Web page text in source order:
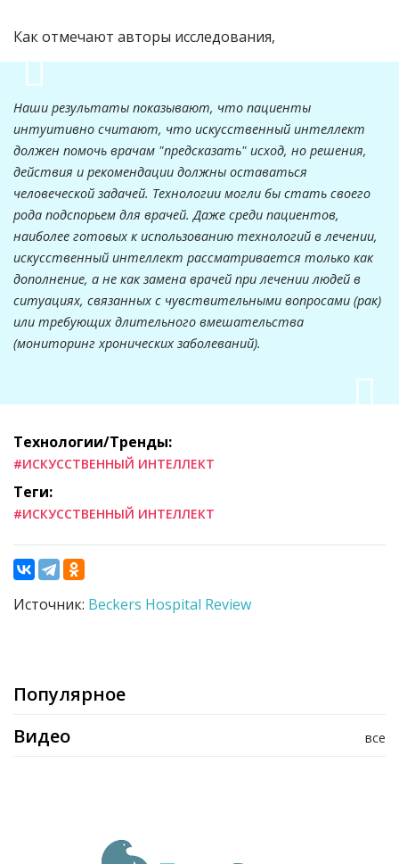
Как отмечают авторы исследования,
Наши результаты показывают, что пациенты
интуитивно считают, что искусственный интеллект
должен помочь врачам "предсказать" исход, но решения,
действия и рекомендации должны оставаться
человеческой задачей. Технологии могли бы стать своего
рода подспорьем для врачей. Даже среди пациентов,
наиболее готовых к использованию технологий в лечении,
искусственный интеллект рассматривается только как
дополнение, а не как замена врачей при лечении людей в
ситуациях, связанных с чувствительными вопросами (рак)
или требующих длительного вмешательства
(мониторинг хронических заболеваний).
Технологии/Тренды:
#ИСКУССТВЕННЫЙ ИНТЕЛЛЕКТ
Теги:
#ИСКУССТВЕННЫЙ ИНТЕЛЛЕКТ
Источник: Beckers Hospital Review
Популярное
все
Видео